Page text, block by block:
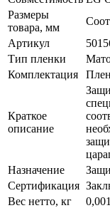
Размеры
товара, мм
Артикул
Тип пленки
Комплектация
Краткое
описание
Назначение
Сертификация
Вес нетто, кг
0,001